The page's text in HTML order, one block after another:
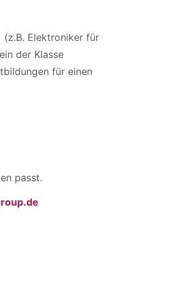
Elektroniker für
der Klasse
für einen
passt.